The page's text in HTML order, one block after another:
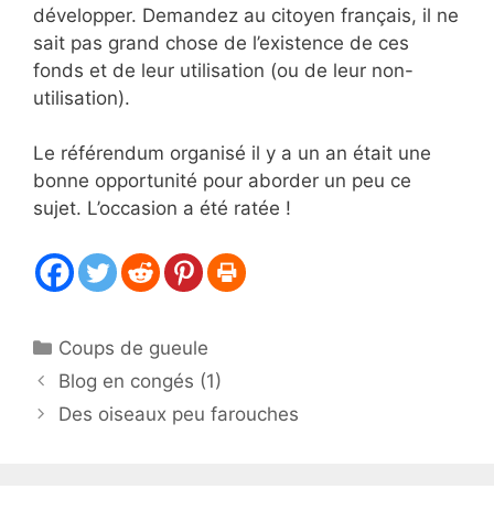
développer. Demandez au citoyen français, il ne
sait pas grand chose de l’existence de ces
fonds et de leur utilisation (ou de leur non-
utilisation).
Le référendum organisé il y a un an était une
bonne opportunité pour aborder un peu ce
sujet. L’occasion a été ratée !
Catégories
Coups de gueule
Blog en congés (1)
Des oiseaux peu farouches